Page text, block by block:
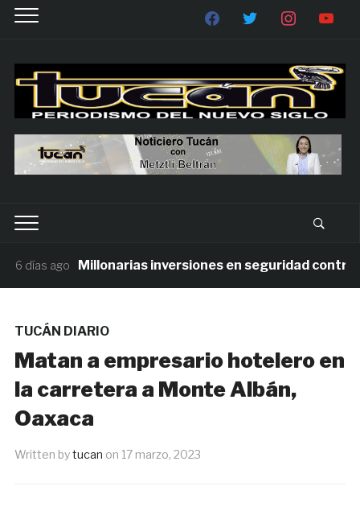
días ago Millonarias inversiones en seguridad
TUCÁN DIARIO
Matan a empresario hotelero en
la carretera a Monte Albán,
Oaxaca
Written bytucan on 17 marzo, 2023